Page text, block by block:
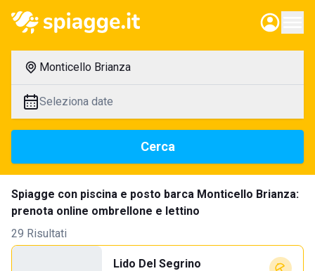
Monticello Brianza
Seleziona date
Cerca
Spiagge con piscina e posto barca Monticello Brianza:
prenota online ombrellone e lettino
29 Risultati
Lido Del Segrino